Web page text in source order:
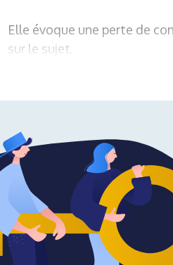
Elle évoque une perte de
sur le sujet.